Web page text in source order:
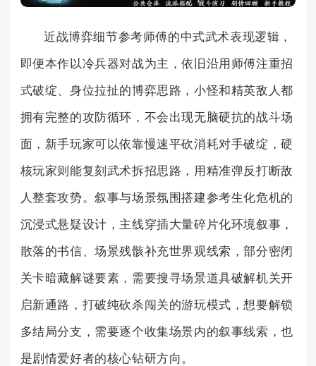
近战博弈细节参考师傅的中式武术表现逻辑，
即便本作以冷兵器对战为主，依旧沿用师傅注重招
式破绽、身位拉扯的博弈思路，小怪和精英敌人都
拥有完整的攻防循环，不会出现无脑硬抗的战斗场
面，新手玩家可以依靠慢速平砍消耗对手破绽，硬
核玩家则能复刻武术拆招思路，用精准弹反打断敌
人整套攻势。叙事与场景氛围搭建参考生化危机的
沉浸式悬疑设计，主线穿插大量碎片化环境叙事，
散落的书信、场景残骸补充世界观线索，部分密闭
关卡暗藏解谜要素，需要搜寻场景道具破解机关开
启新通路，打破纯砍杀闯关的游玩模式，想要解锁
多结局分支，需要逐个收集场景内的叙事线索，也
是剧情爱好者的核心钻研方向。